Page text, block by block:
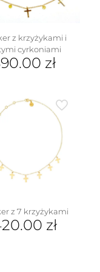
z krzyżykami i
cyrkoniami
zł
z 7 krzyżykami
zł